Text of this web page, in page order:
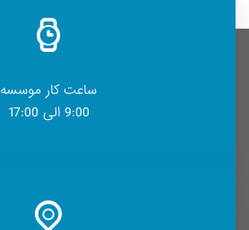
ساعت کار موسسه
9:00 الی 17:00